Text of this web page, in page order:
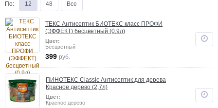
По: 12 48 Все
ТЕКС Антисептик БИОТЕКС класс ПРОФИ
(ЭФФЕКТ) бесцветный (0,9л)
Цвет:
Бесцветный
399 руб.
ПИНОТЕКС Classic Антисептик для дерева
Красное дерево (2,7л)
Цвет:
Красное дерево